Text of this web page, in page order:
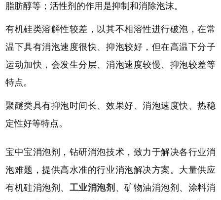
脂肪醇等；活性剂的作用是抑制和消除泡沫。
有机硅类溶解性较差，以其不相溶性进行破泡，在常
温下具有消泡速度很快、抑泡较好，但在高温下分子
运动加快，会发生分层、消泡速度较慢、抑泡较差等
特点。
聚醚类具有抑泡时间长、效果好、消泡速度快、热稳
定性好等特点。
宝中宝消泡剂，钻研消泡技术，致力于解决各行业消
泡难题，提供高水准的行业消泡解决方案。大量供应
有机硅消泡剂、 工业消泡剂 、矿物油消泡剂、涂料消